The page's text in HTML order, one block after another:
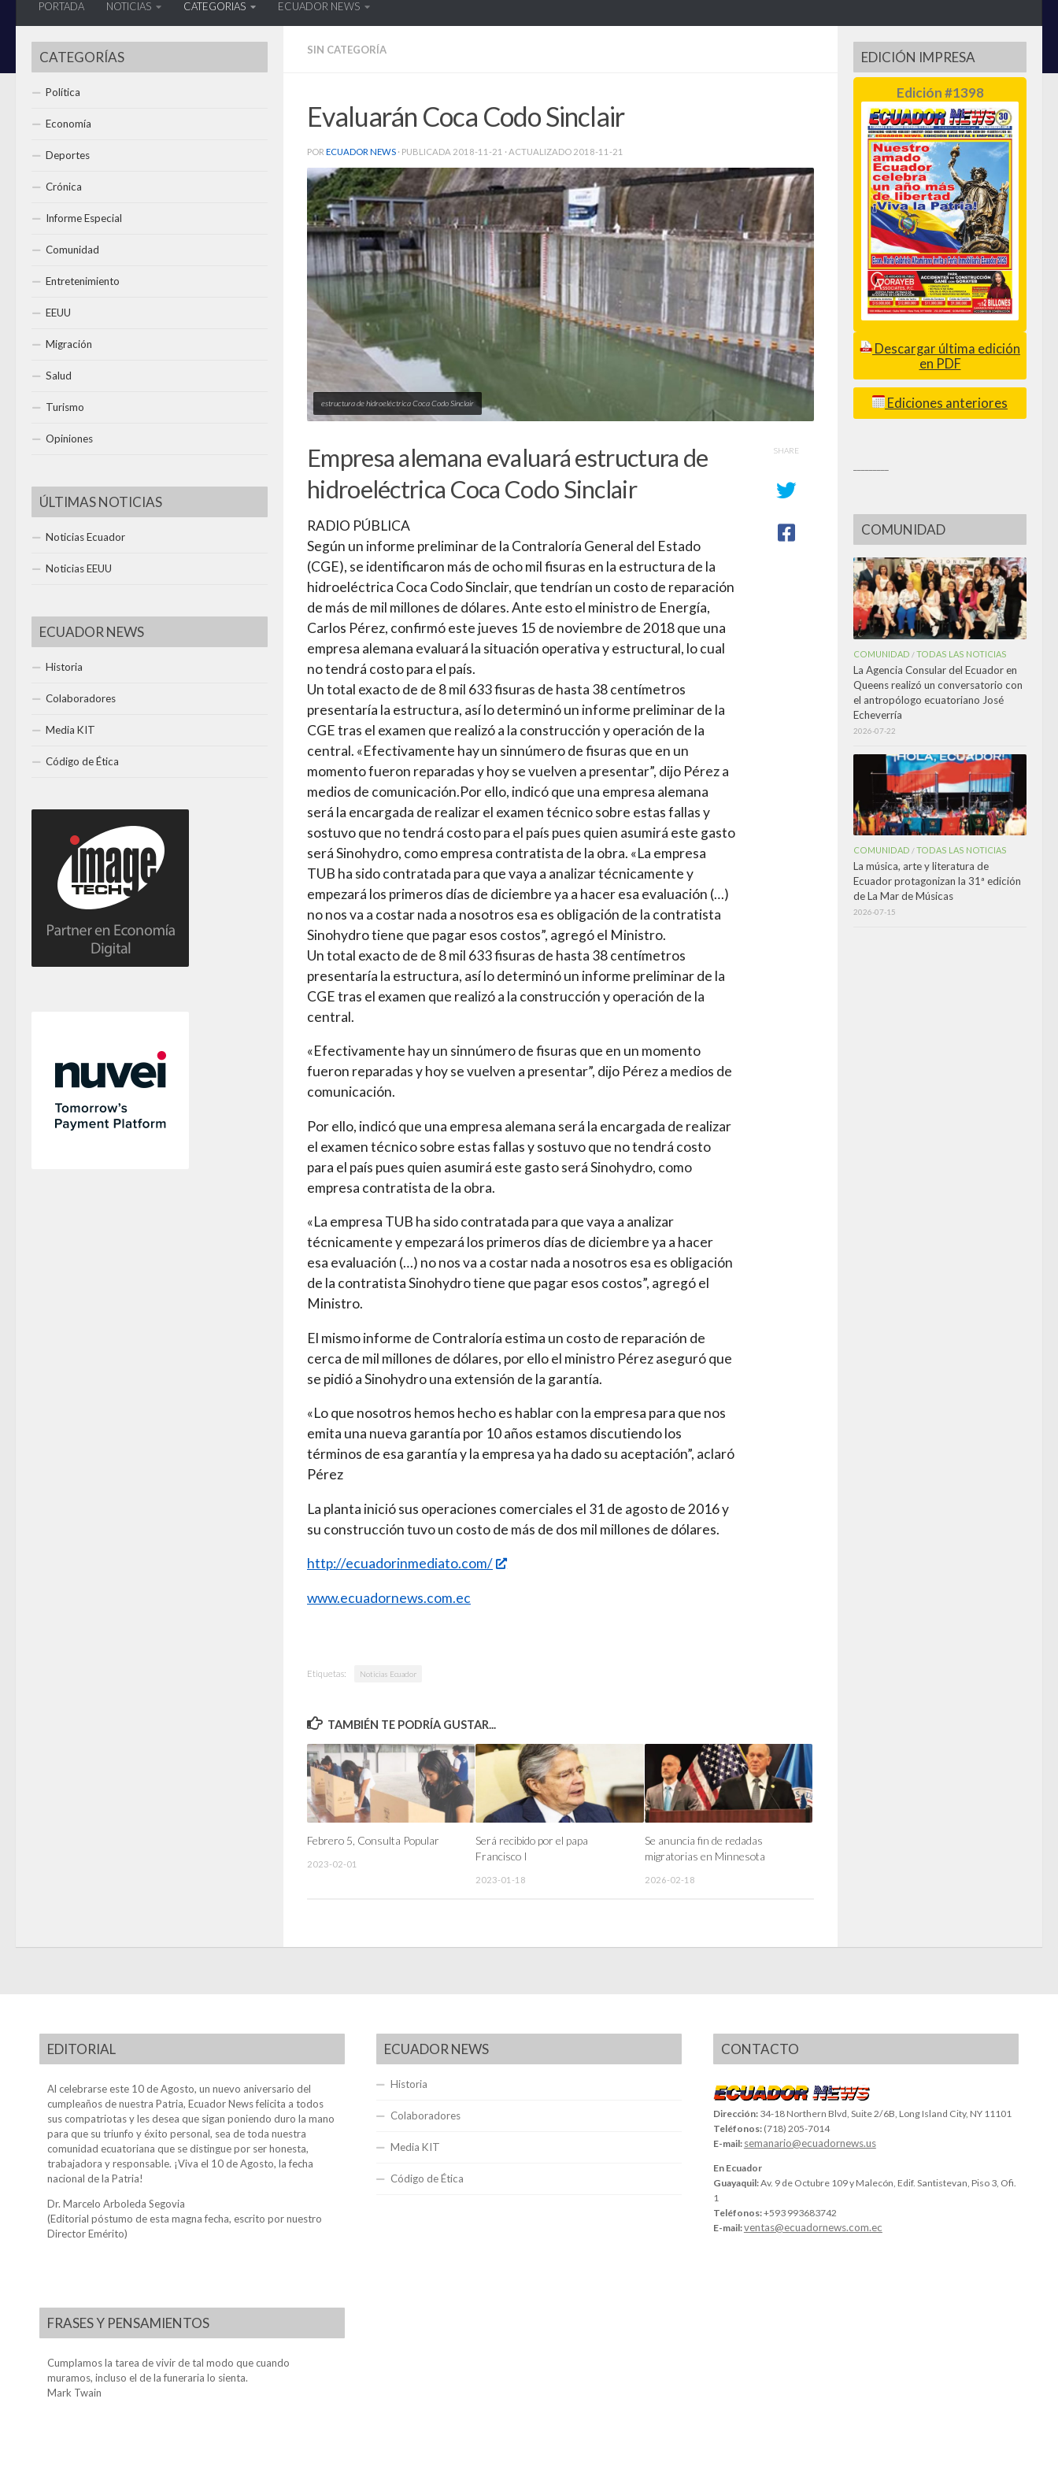
PORTADA NOTICIAS CATEGORIAS ECUADOR NEWS
SIN CATEGORÍA
Evaluarán Coca Codo Sinclair
POR ECUADOR NEWS · PUBLICADA 2018-11-21 · ACTUALIZADO 2018-11-21
estructura de hidroeléctrica Coca Codo Sinclair
Empresa alemana evaluará estructura de
hidroeléctrica Coca Codo Sinclair
RADIO PÚBLICA
Según un informe preliminar de la Contraloría General del Estado
(CGE), se identificaron más de ocho mil fisuras en la estructura de la
hidroeléctrica Coca Codo Sinclair, que tendrían un costo de reparación
de más de mil millones de dólares. Ante esto el ministro de Energía,
Carlos Pérez, confirmó este jueves 15 de noviembre de 2018 que una
empresa alemana evaluará la situación operativa y estructural, lo cual
no tendrá costo para el país.
Un total exacto de de 8 mil 633 fisuras de hasta 38 centímetros
presentaría la estructura, así lo determinó un informe preliminar de la
CGE tras el examen que realizó a la construcción y operación de la
central. «Efectivamente hay un sinnúmero de fisuras que en un
momento fueron reparadas y hoy se vuelven a presentar”, dijo Pérez a
medios de comunicación.Por ello, indicó que una empresa alemana
será la encargada de realizar el examen técnico sobre estas fallas y
sostuvo que no tendrá costo para el país pues quien asumirá este gasto
será Sinohydro, como empresa contratista de la obra. «La empresa
TUB ha sido contratada para que vaya a analizar técnicamente y
empezará los primeros días de diciembre ya a hacer esa evaluación (…)
no nos va a costar nada a nosotros esa es obligación de la contratista
Sinohydro tiene que pagar esos costos”, agregó el Ministro.
Un total exacto de de 8 mil 633 fisuras de hasta 38 centímetros
presentaría la estructura, así lo determinó un informe preliminar de la
CGE tras el examen que realizó a la construcción y operación de la
central.
«Efectivamente hay un sinnúmero de fisuras que en un momento
fueron reparadas y hoy se vuelven a presentar”, dijo Pérez a medios de
comunicación.
Por ello, indicó que una empresa alemana será la encargada de realizar
el examen técnico sobre estas fallas y sostuvo que no tendrá costo
para el país pues quien asumirá este gasto será Sinohydro, como
empresa contratista de la obra.
«La empresa TUB ha sido contratada para que vaya a analizar
técnicamente y empezará los primeros días de diciembre ya a hacer
esa evaluación (…) no nos va a costar nada a nosotros esa es obligación
de la contratista Sinohydro tiene que pagar esos costos”, agregó el
Ministro.
El mismo informe de Contraloría estima un costo de reparación de
cerca de mil millones de dólares, por ello el ministro Pérez aseguró que
se pidió a Sinohydro una extensión de la garantía.
«Lo que nosotros hemos hecho es hablar con la empresa para que nos
emita una nueva garantía por 10 años estamos discutiendo los
términos de esa garantía y la empresa ya ha dado su aceptación”, aclaró
Pérez
La planta inició sus operaciones comerciales el 31 de agosto de 2016 y
su construcción tuvo un costo de más de dos mil millones de dólares.
http://ecuadorinmediato.com/
www.ecuadornews.com.ec
SHARE
Etiquetas: Noticias Ecuador
TAMBIÉN TE PODRÍA GUSTAR...
Febrero 5, Consulta Popular
2023-02-01
Será recibido por el papa
Francisco I
2023-01-18
Se anuncia fin de redadas
migratorias en Minnesota
2026-02-18
CATEGORÍAS
Política
Economía
Deportes
Crónica
Informe Especial
Comunidad
Entretenimiento
EEUU
Migración
Salud
Turismo
Opiniones
ÚLTIMAS NOTICIAS
Noticias Ecuador
Noticias EEUU
ECUADOR NEWS
Historia
Colaboradores
Media KIT
Código de Ética
EDICIÓN IMPRESA
Edición #1398
Descargar última edición
en PDF
Ediciones anteriores
COMUNIDAD
COMUNIDAD /TODAS LAS NOTICIAS
La Agencia Consular del Ecuador en
Queens realizó un conversatorio con
el antropólogo ecuatoriano José
Echeverría
2026-07-22
COMUNIDAD /TODAS LAS NOTICIAS
La música, arte y literatura de
Ecuador protagonizan la 31ª edición
de La Mar de Músicas
2026-07-15
EDITORIAL
Al celebrarse este 10 de Agosto, un nuevo aniversario del
cumpleaños de nuestra Patria, Ecuador News felicita a todos
sus compatriotas y les desea que sigan poniendo duro la mano
para que su triunfo y éxito personal, sea de toda nuestra
comunidad ecuatoriana que se distingue por ser honesta,
trabajadora y responsable. ¡Viva el 10 de Agosto, la fecha
nacional de la Patria!
Dr. Marcelo Arboleda Segovia
(Editorial póstumo de esta magna fecha, escrito por nuestro
Director Emérito)
FRASES Y PENSAMIENTOS
Cumplamos la tarea de vivir de tal modo que cuando
muramos, incluso el de la funeraria lo sienta.
Mark Twain
ECUADOR NEWS
Historia
Colaboradores
Media KIT
Código de Ética
CONTACTO
Dirección: 34-18 Northern Blvd, Suite 2/6B, Long Island City, NY 11101
Teléfonos: (718) 205-7014
E-mail: semanario@ecuadornews.us
En Ecuador
Guayaquil:Av. 9 de Octubre 109 y Malecón, Edif. Santistevan, Piso 3, Ofi.
1
Teléfonos:+593 993683742
E-mail:ventas@ecuadornews.com.ec